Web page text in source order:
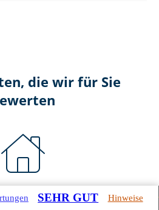
die wir für Sie
SEHR GUT Hinweise